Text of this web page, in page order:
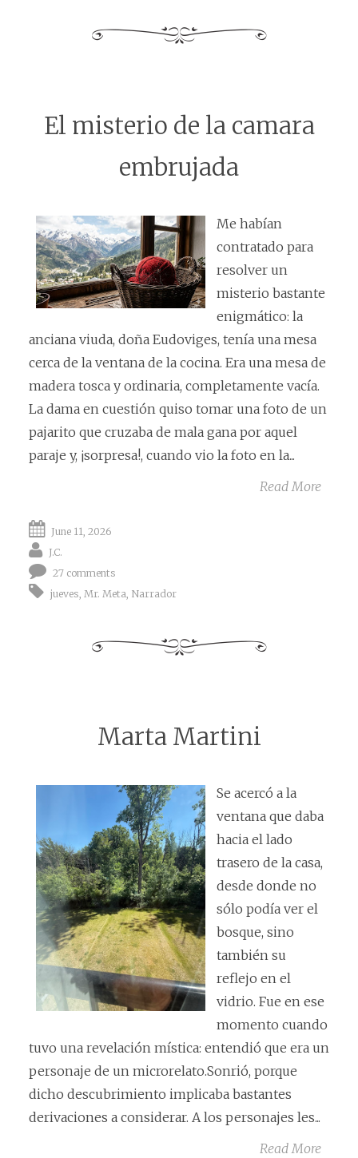
El misterio de la camara
embrujada
Me habían
contratado para
resolver un
misterio bastante
enigmático: la
anciana viuda, doña Eudoviges, tenía una mesa
cerca de la ventana de la cocina. Era una mesa de
madera tosca y ordinaria, completamente vacía.
La dama en cuestión quiso tomar una foto de un
pajarito que cruzaba de mala gana por aquel
paraje y, ¡sorpresa!, cuando vio la foto en la...
Read More
June 11, 2026
J.C.
27 comments
jueves, Mr. Meta, Narrador
Marta Martini
Se acercó a la
ventana que daba
hacia el lado
trasero de la casa,
desde donde no
sólo podía ver el
bosque, sino
también su
reflejo en el
vidrio. Fue en ese
momento cuando
tuvo una revelación mística: entendió que era un
personaje de un microrelato.Sonrió, porque
dicho descubrimiento implicaba bastantes
derivaciones a considerar. A los personajes les...
Read More